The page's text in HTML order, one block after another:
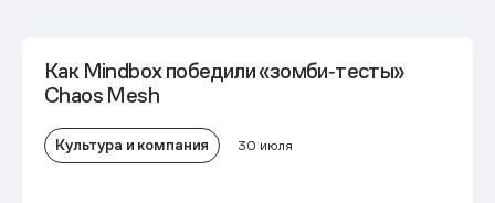
Как Mindbox победили «зомби‑тесты»
Chaos Mesh
Культура и компания 30 июля